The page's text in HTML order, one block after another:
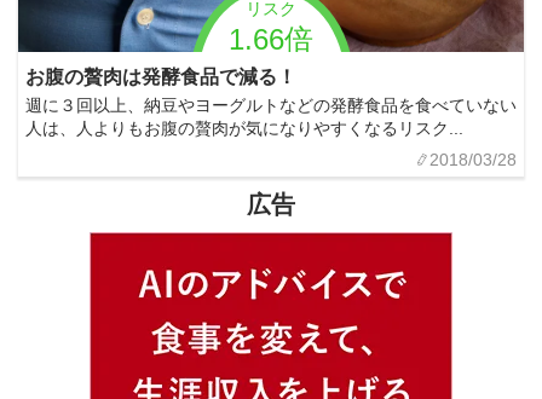
リスク
1.66倍
お腹の贅肉は発酵食品で減る！
週に３回以上、納豆やヨーグルトなどの発酵食品を食べていない
人は、人よりもお腹の贅肉が気になりやすくなるリスク...
2018/03/28
広告